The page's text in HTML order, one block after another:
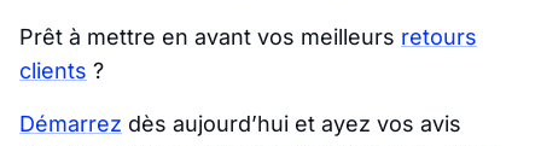
Prêt à mettre en avant vos meilleurs retours
clients ?
Démarrez dès aujourd’hui et ayez vos avis